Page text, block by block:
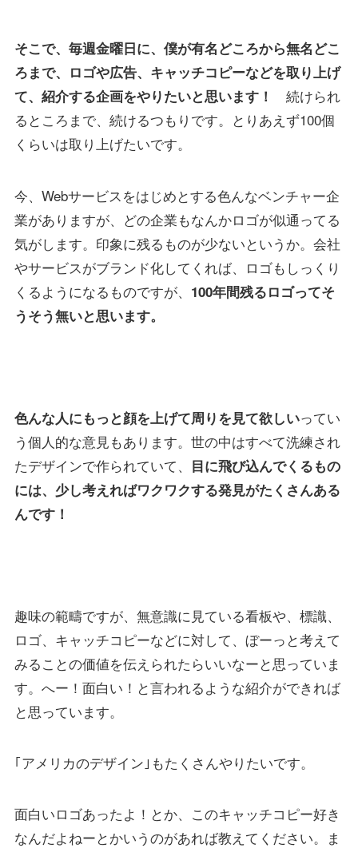
そこで、毎週金曜日に、僕が有名どころから無名どこ
ろまで、ロゴや広告、キャッチコピーなどを取り上げ
て、紹介する企画をやりたいと思います！ 続けられ
るところまで、続けるつもりです。とりあえず100個
くらいは取り上げたいです。
今、Webサービスをはじめとする色んなベンチャー企
業がありますが、どの企業もなんかロゴが似通ってる
気がします。印象に残るものが少ないというか。会社
やサービスがブランド化してくれば、ロゴもしっくり
くるようになるものですが、 100年間残るロゴってそ
うそう無いと思います。
色んな人にもっと顔を上げて周りを見て欲しいってい
う個人的な意見もあります。世の中はすべて洗練され
たデザインで作られていて、
目に飛び込んでくるもの
には、少し考えればワクワクする発見がたくさんある
んです！
趣味の範疇ですが、無意識に見ている看板や、標識、
ロゴ、キャッチコピーなどに対して、ぼーっと考えて
みることの価値を伝えられたらいいなーと思っていま
す。へー！面白い！と言われるような紹介ができれば
と思っています。
｢アメリカのデザイン｣もたくさんやりたいです。
面白いロゴあったよ！とか、このキャッチコピー好き
なんだよねーとかいうのがあれば教えてください。ま